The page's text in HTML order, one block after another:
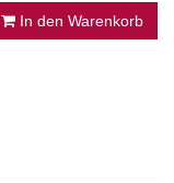
In den Warenkorb